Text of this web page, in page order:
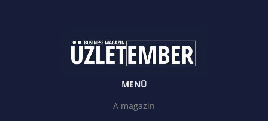
MENÜ
A magazin